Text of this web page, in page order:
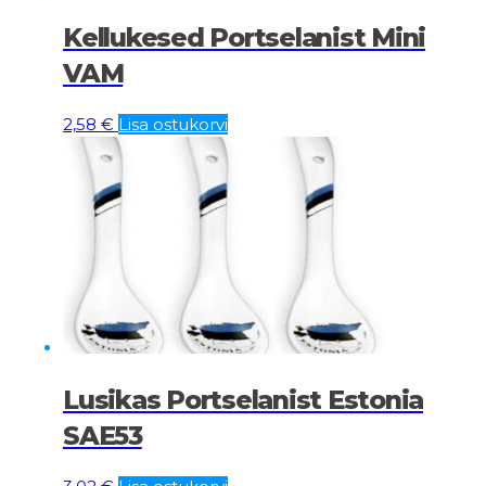
Kellukesed Portselanist Mini
VAM
2,58 € Lisa ostukorvi
Lusikas Portselanist Estonia
SAE53